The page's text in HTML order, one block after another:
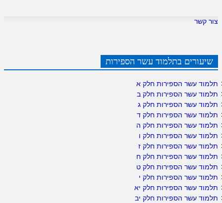
צור קשר
שיעורים בתלמוד עשר הספירות
תלמוד עשר הספירות חלק א
תלמוד עשר הספירות חלק ב
תלמוד עשר הספירות חלק ג
תלמוד עשר הספירות חלק ד
תלמוד עשר הספירות חלק ה
תלמוד עשר הספירות חלק ו
תלמוד עשר הספירות חלק ז
תלמוד עשר הספירות חלק ח
תלמוד עשר הספירות חלק ט
תלמוד עשר הספירות חלק י
תלמוד עשר הספירות חלק יא
תלמוד עשר הספירות חלק יב